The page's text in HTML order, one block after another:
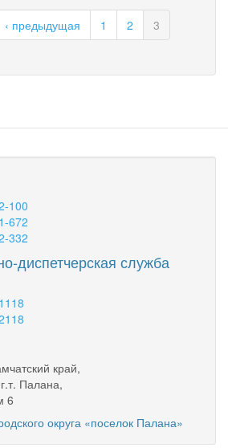
‹ предыдущая 1 2 3
100
672
332
диспетчерская служба
край,
Палана,
6
округа «поселок Палана»